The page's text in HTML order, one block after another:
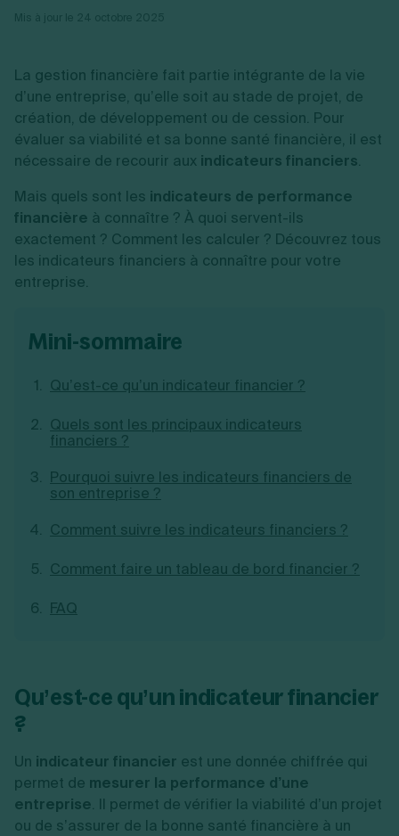
Commerce
Transport
Autres
Ressources
Calcul de charges sociales
Estimation du coût de création
Calcul d'éligibilité à l'ACRE
Vérification de la disponibilité du nom d'entreprise
Générateur de mentions légales
Création d'entreprise
Réduction de capital
Gérer son entreprise
Gestion comptable
Approbation des comptes
Dépôt de marque
Recherche d'antériorité
Protection des créations
Confidentialité de l'adresse du dirigeant
Fermer son entreprise
Radiation auto entrepreneur
Dépôt de bilan
Toutes les modifications
Conseil/finance
Vente en ligne
Services aux entreprises
Restauration
Commerce
Transport
Autres
Par fonctionnalité
Logiciel de facturation
Gestion de la trésorerie
Par besoin
Je suis autonome
Je souhaite être accompagné
comptable LS Compta
Fiches SARL
Fiches auto-entrepreneur
Fiches association
Toutes les fiches sur la création
Autres démarches
Gestion d’entreprise
Fermeture d’entreprise
Exercice d’un métier
Recouvrement de factures
Gérer ses salariés
Ouvrir sa société
Création de micro-entreprise
Devenir auto entrepreneur
Création d'EURL
Création de SASU
Création de SAS
Création de SCI
Aides à la création d’entreprise
Fermeture d’une entreprise
La gestion financière fait partie intégrante de la vie
d’une entreprise, qu’elle soit au stade de projet, de
création, de développement ou de cession. Pour
évaluer sa viabilité et sa bonne santé financière, il est
nécessaire de recourir aux indicateurs financiers.
Mais quels sont les indicateurs de performance
financière à connaître ? À quoi servent-ils
exactement ? Comment les calculer ? Découvrez tous
les indicateurs financiers à connaître pour votre
entreprise.
mini-sommaire
Qu’est-ce qu’un indicateur financier ?
Quels sont les principaux indicateurs
financiers ?
Pourquoi suivre les indicateurs financiers de
son entreprise ?
Comment suivre les indicateurs financiers ?
Comment faire un tableau de bord financier ?
FAQ
Qu’est-ce qu’un indicateur financier
?
Un indicateur financier est une donnée chiffrée qui
permet de mesurer la performance d’une
entreprise. Il permet de vérifier la viabilité d’un projet
ou de s’assurer de la bonne santé financière à un